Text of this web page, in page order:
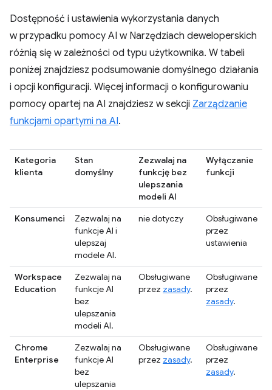
Dostępność i ustawienia wykorzystania danych
w przypadku pomocy AI w Narzędziach deweloperskich
różnią się w zależności od typu użytkownika. W tabeli
poniżej znajdziesz podsumowanie domyślnego działania
i opcji konfiguracji. Więcej informacji o konfigurowaniu
pomocy opartej na AI znajdziesz w sekcji Zarządzanie
funkcjami opartymi na AI.
Kategoria
klienta
Stan
domyślny
Zezwalaj na
funkcję bez
ulepszania
modeli AI
Wyłączanie
funkcji
Konsumenci
Zezwalaj na
funkcje AI i
ulepszaj
modele AI.
nie dotyczy
Obsługiwane
przez
ustawienia
Workspace
Education
Zezwalaj na
funkcje AI
bez
ulepszania
modeli AI.
Obsługiwane
przez zasady.
Obsługiwane
przez
zasady.
Chrome
Enterprise
Zezwalaj na
funkcje AI
bez
ulepszania
Obsługiwane
przez zasady.
Obsługiwane
przez
zasady.